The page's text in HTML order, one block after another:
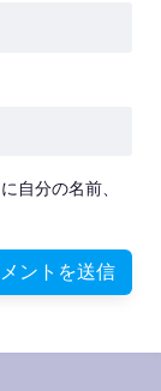
自分の名前、